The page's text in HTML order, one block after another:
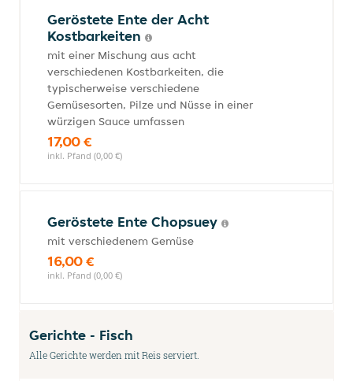
Geröstete Ente der Acht
Kostbarkeiten
mit einer Mischung aus acht
verschiedenen Kostbarkeiten, die
typischerweise verschiedene
Gemüsesorten, Pilze und Nüsse in einer
würzigen Sauce umfassen
17,00 €
inkl. Pfand (0,00 €)
Geröstete Ente Chopsuey
mit verschiedenem Gemüse
16,00 €
inkl. Pfand (0,00 €)
Gerichte - Fisch
Alle Gerichte werden mit Reis serviert.